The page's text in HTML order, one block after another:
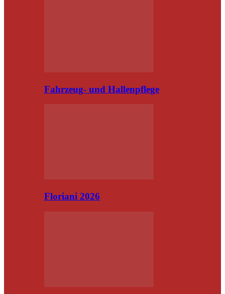
Fahrzeug- und Hallenpflege
Floriani 2026